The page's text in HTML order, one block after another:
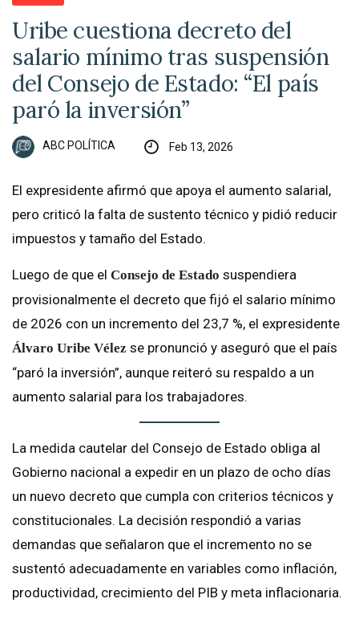
Uribe cuestiona decreto del
salario mínimo tras suspensión
del Consejo de Estado: “El país
paró la inversión”
ABC POLÍTICA Feb 13, 2026
El expresidente afirmó que apoya el aumento salarial,
pero criticó la falta de sustento técnico y pidió reducir
impuestos y tamaño del Estado.
Luego de que el Consejo de Estado suspendiera
provisionalmente el decreto que fijó el salario mínimo
de 2026 con un incremento del 23,7 %, el expresidente
Álvaro Uribe Vélez se pronunció y aseguró que el país
“paró la inversión”, aunque reiteró su respaldo a un
aumento salarial para los trabajadores.
La medida cautelar del Consejo de Estado obliga al
Gobierno nacional a expedir en un plazo de ocho días
un nuevo decreto que cumpla con criterios técnicos y
constitucionales. La decisión respondió a varias
demandas que señalaron que el incremento no se
sustentó adecuadamente en variables como inflación,
productividad, crecimiento del PIB y meta inflacionaria.